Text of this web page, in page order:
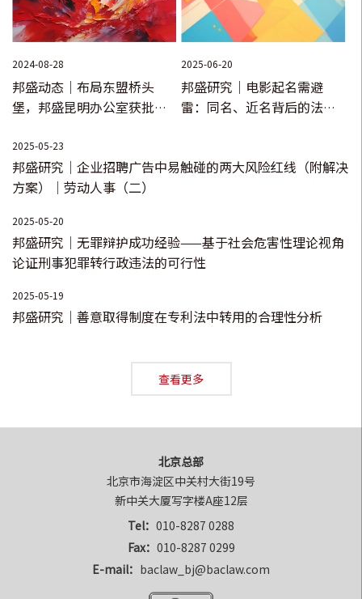
2024-08-28
邦盛动态｜布局东盟桥头
堡，邦盛昆明办公室获批成
2025-06-20
邦盛研究｜电影起名需避
雷：同名、近名背后的法律
2025-05-23
邦盛研究｜企业招聘广告中易触碰的两大风险红线（附解决
方案）｜劳动人事（二）
2025-05-20
邦盛研究｜无罪辩护成功经验——基于社会危害性理论视角
论证刑事犯罪转行政违法的可行性
2025-05-19
邦盛研究｜善意取得制度在专利法中转用的合理性分析
查看更多
北京总部
北京市海淀区中关村大街19号
新中关大厦写字楼A座12层
Tel： 010-8287 0288
Fax： 010-8287 0299
E-mail： baclaw_bj@baclaw.com